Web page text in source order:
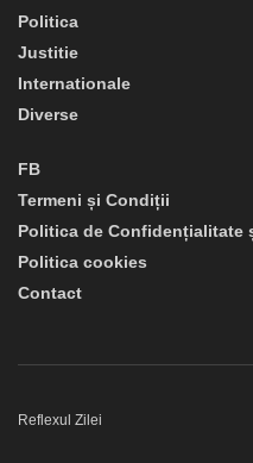
Politica
Justitie
Internationale
Diverse
FB
Termeni și Condiții
Politica de Confidențialitate
Politica cookies
Contact
Reflexul Zilei